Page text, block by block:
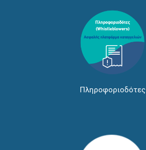
Πληροφοριοδότες